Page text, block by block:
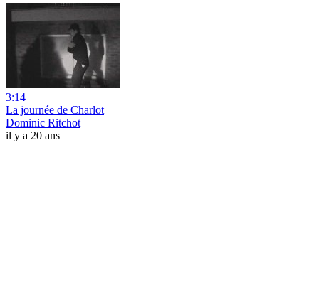
3:14
La journée de Charlot
Dominic Ritchot
il y a 20 ans